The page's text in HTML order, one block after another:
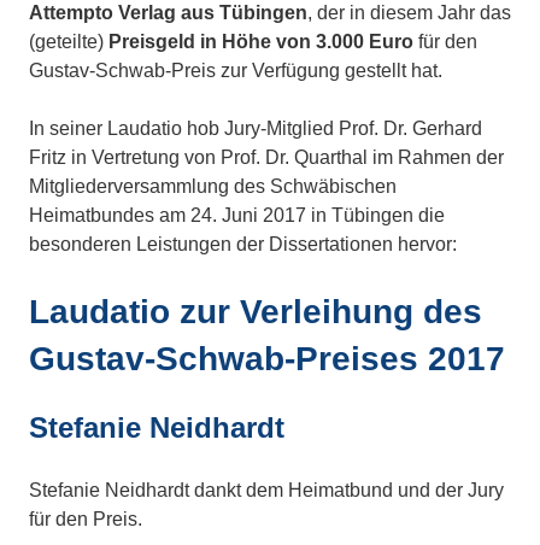
Attempto Verlag aus Tübingen, der in diesem Jahr das
(geteilte) Preisgeld in Höhe von 3.000 Euro für den
Gustav-Schwab-Preis zur Verfügung gestellt hat.
In seiner Laudatio hob Jury-Mitglied Prof. Dr. Gerhard
Fritz in Vertretung von Prof. Dr. Quarthal im Rahmen der
Mitgliederversammlung des Schwäbischen
Heimatbundes am 24. Juni 2017 in Tübingen die
besonderen Leistungen der Dissertationen hervor:
Laudatio zur Verleihung des
Gustav-Schwab-Preises 2017
Stefanie Neidhardt
Stefanie Neidhardt dankt dem Heimatbund und der Jury
für den Preis.